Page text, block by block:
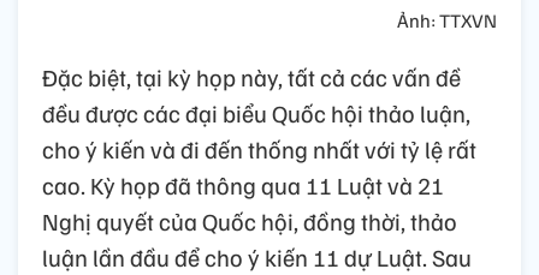
Ảnh: TTXVN
Đặc biệt, tại kỳ họp này, tất cả các vấn đề
đều được các đại biểu Quốc hội thảo luận,
cho ý kiến và đi đến thống nhất với tỷ lệ rất
cao. Kỳ họp đã thông qua 11 Luật và 21
Nghị quyết của Quốc hội, đồng thời, thảo
luận lần đầu để cho ý kiến 11 dự Luật. Sau